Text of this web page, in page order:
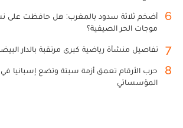
6
أضخم ثلاثة سدود بالمغرب: هل حافظت على
موجات الحر الصيفية؟
7 تفاصيل منشأة رياضية كبرى مرتقبة بالدار
8
حرب الأرقام تعمق أزمة سبتة وتضع إسبانيا
المؤسساتي